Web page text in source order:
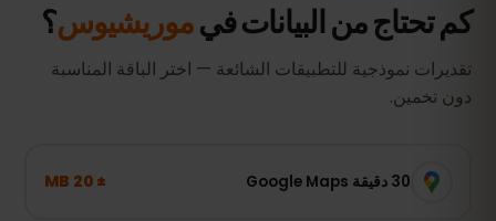
كم تحتاج من البيانات فيموريشيوس؟
تقديرات نموذجية للتطبيقات الشائعة — اختر الباقة المناسبة
دون تخمين.
30 دقيقة Google Maps ± 20 MB